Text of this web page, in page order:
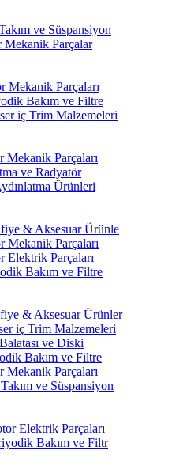
ve Süspansiyon
Mekanik Parçalar
Mekanik Parçaları
Bakım ve Filtre
iç Trim Malzemeleri
Mekanik Parçaları
ve Radyatör
Ürünleri
& Aksesuar Ürünle
Mekanik Parçaları
Elektrik Parçaları
Bakım ve Filtre
& Aksesuar Ürünler
iç Trim Malzemeleri
ve Diski
Bakım ve Filtre
Parçaları
ve Süspansiyon
Elektrik Parçaları
Bakım ve Filtr